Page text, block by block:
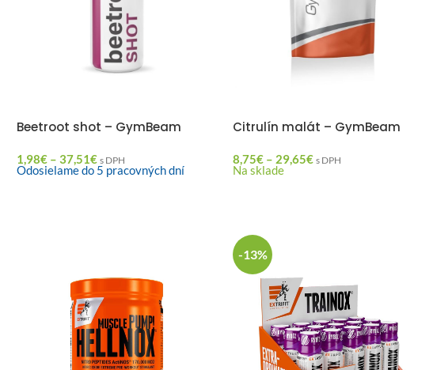
Beetroot shot – GymBeam
1,98€ – 37,51€ s DPH
Odosielame do 5 pracovných dní
Citrulín malát – GymBeam
8,75€ – 29,65€ s DPH
Na sklade
-13%